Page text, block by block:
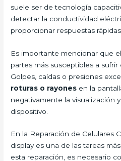
suele ser de tecnología
detectar la conductividad
proporcionar respuestas rápidas
Es importante mencionar que el
partes más susceptibles a sufrir
Golpes, caídas o presiones
roturas o rayones en la
negativamente la visualización
dispositivo.
En la Reparación de Celulares
display es una de las tareas
esta reparación, es necesario